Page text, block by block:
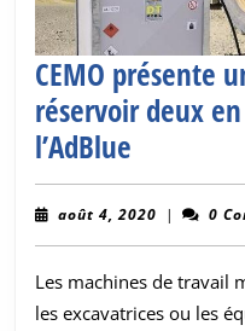
CEMO présente
réservoir deux
l’AdBlue
présente
une
solution
de
août 4, 2020 août
| 0
Les machines de travail
les excavatrices ou les